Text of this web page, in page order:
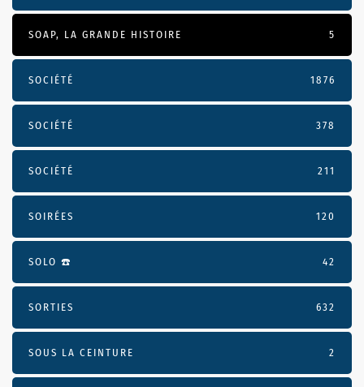
SOAP, LA GRANDE HISTOIRE 5
SOCIÉTÉ 1876
SOCIÉTÉ 378
SOCIÉTÉ 211
SOIRÉES 120
SOLO ☎️ 42
SORTIES 632
SOUS LA CEINTURE 2